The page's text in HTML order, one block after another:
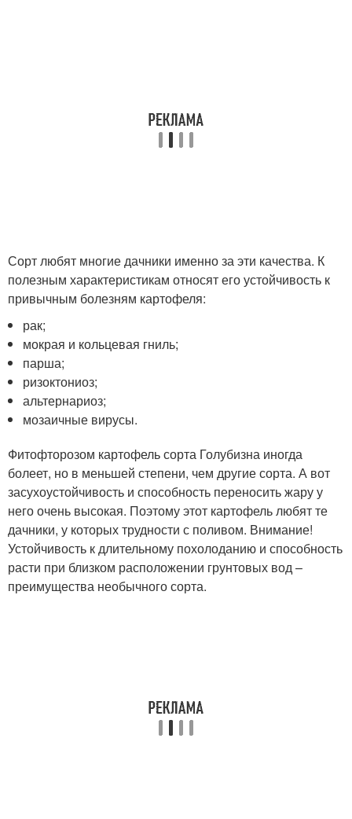
Сорт любят многие дачники именно за эти качества. К
полезным характеристикам относят его устойчивость к
привычным болезням картофеля:
рак;
мокрая и кольцевая гниль;
парша;
ризоктониоз;
альтернариоз;
мозаичные вирусы.
Фитофторозом картофель сорта Голубизна иногда
болеет, но в меньшей степени, чем другие сорта. А вот
засухоустойчивость и способность переносить жару у
него очень высокая. Поэтому этот картофель любят те
дачники, у которых трудности с поливом. Внимание!
Устойчивость к длительному похолоданию и способность
расти при близком расположении грунтовых вод –
преимущества необычного сорта.